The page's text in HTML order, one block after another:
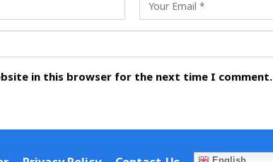
in this browser for the next time I comment.